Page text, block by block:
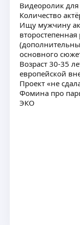
Видеоролик для
Количество
Ищу мужчину
второстепенная
основного
Возраст 30-35
европейской
Проект «не
Фомина про
ЭКО